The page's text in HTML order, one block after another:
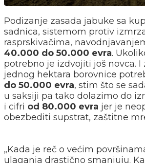
Podizanje zasada jabuke sa
sadnica, sistemom protiv
rasprskivačima,
40.000 do 50.000 evra.
potrebno je izdvojiti još novca. I
jednog hektara borovnice
do 50.000 evra, stim što se
u saksiji pa tako dolazimo do
i cifri od 80.000 evra jer je
obezbediti supstrat, zaštitne
„Kada je reč o većim
ulaganja drastično smanjuju.